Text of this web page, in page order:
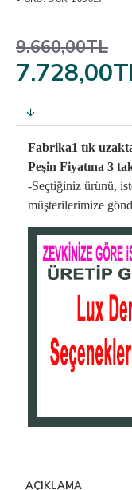
9.660,00TL
Fabrika1 tık
Peşin Fiyatına 3
-Seçtiğiniz ürünü,
müşterilerimize
AÇIKLAMA